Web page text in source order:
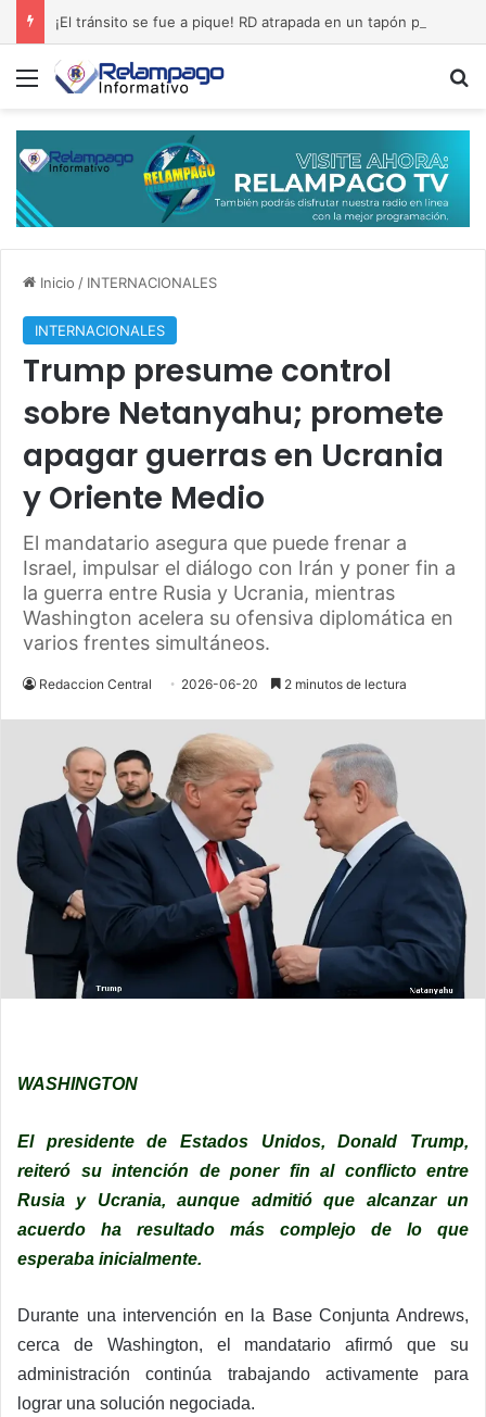
Menú
Inicio / INTERNACIONALES
INTERNACIONALES
Trump presume control
sobre Netanyahu; promete
apagar guerras en Ucrania
y Oriente Medio
El mandatario asegura que puede frenar a
Israel, impulsar el diálogo con Irán y poner fin a
la guerra entre Rusia y Ucrania, mientras
Washington acelera su ofensiva diplomática en
varios frentes simultáneos.
Redaccion Central 2026-06-20 2 minutos de lectura
WASHINGTON
El presidente de Estados Unidos, Donald Trump,
reiteró su intención de poner fin al conflicto entre
Rusia y Ucrania, aunque admitió que alcanzar un
acuerdo ha resultado más complejo de lo que
esperaba inicialmente.
Durante una intervención en la Base Conjunta Andrews,
cerca de Washington, el mandatario afirmó que su
administración continúa trabajando activamente para
lograr una solución negociada.